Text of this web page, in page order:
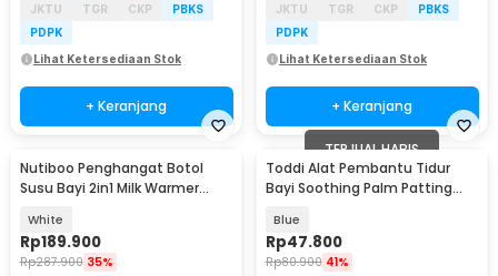
JKTU
TGR CKP
PBKS
PDPK
Lihat Ketersediaan Stok
+ Keranjang
JKTU
TGR CKP
PBKS
PDPK
Lihat Ketersediaan Stok
+ Keranjang
Nutiboo Penghangat Botol
Susu Bayi 2in1 Milk Warmer
White
Rp189.900
Rp287.900 35%
TERJUAL HABIS
Toddi Alat Pembantu Tidur
Bayi Soothing Palm Patting
Blue
Rp47.800
Rp80.900 41%